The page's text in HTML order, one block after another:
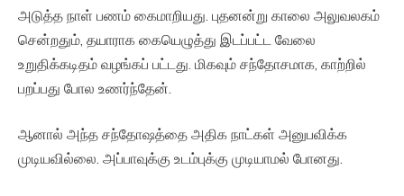
அடுத்த நாள் பணம் கைமாறியது. புதனன்று காலை அலுவலகம்
சென்றதும், தயாராக கையெழுத்து இடப்பட்ட வேலை
உறுதிக்கடிதம் வழங்கப் பட்டது. மிகவும் சந்தோசமாக, காற்றில்
பறப்பது போல உணர்ந்தேன்.
ஆனால் அந்த சந்தோஷத்தை அதிக நாட்கள் அனுபவிக்க
முடியவில்லை. அப்பாவுக்கு உடம்புக்கு முடியாமல் போனது.